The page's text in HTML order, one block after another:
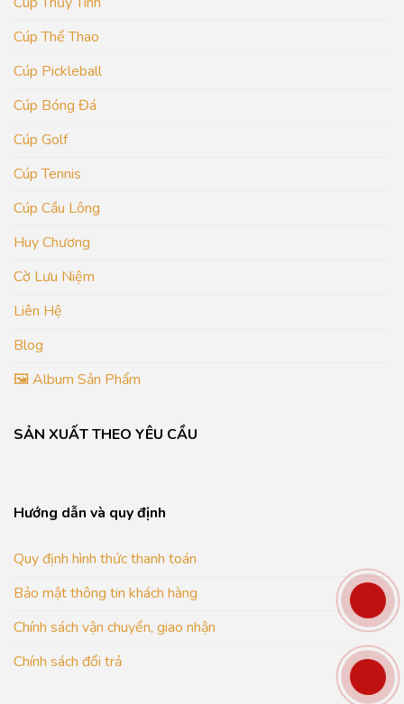
Cúp Thể Thao
Cúp Pickleball
Cúp Bóng Đá
Cúp Golf
Cúp Tennis
Cúp Cầu Lông
Huy Chương
Cờ Lưu Niệm
Liên Hệ
Blog
🖼️ Album Sản Phẩm
SẢN XUẤT THEO YÊU CẦU
Hướng dẫn và quy định
Quy định hình thức thanh toán
Bảo mật thông tin khách hàng
Chính sách vận chuyển, giao nhận
Chính sách đổi trả